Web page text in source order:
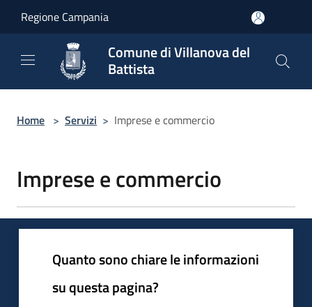
Regione Campania
Comune di Villanova del
Battista
Home > Servizi > Imprese e commercio
Imprese e commercio
Quanto sono chiare le informazioni
su questa pagina?